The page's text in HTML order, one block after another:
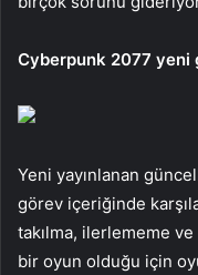
Cyberpunk 2077 yeni
Yeni yayınlanan
görev içeriğinde
takılma, ilerlememe
bir oyun olduğu için